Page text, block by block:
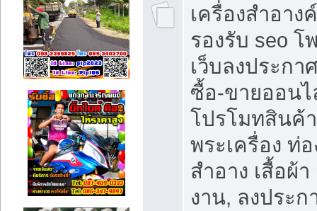
เครื่องสำอา
รองรับ seo โ
เว็บลงประก
ซื้อ-ขายออน
โปรโมทสินค้
พระเครื่อง ท่อ
สำอาง เสื้อผ้
งาน, ลงประ